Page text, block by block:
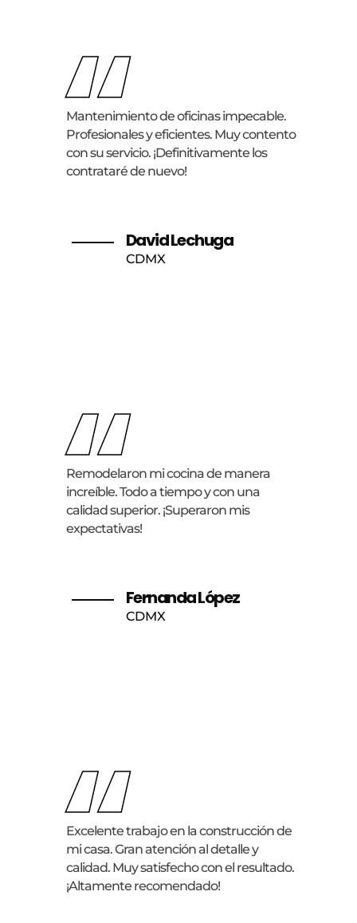
“
Excelente trabajo en la construcción de
mi casa. Gran atención al detalle y
calidad. Muy satisfecho con el resultado.
¡Altamente recomendado!
“
Remodelaron mi cocina de manera
increíble. Todo a tiempo y con una
calidad superior. ¡Superaron mis
expectativas!
Fernanda López
CDMX
“
Mantenimiento de oficinas impecable.
Profesionales y eficientes. Muy contento
con su servicio. ¡Definitivamente los
contrataré de nuevo!
David Lechuga
CDMX